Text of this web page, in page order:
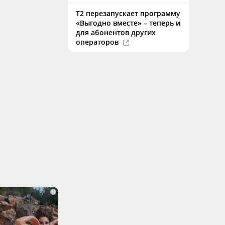
i
Т2 перезапускает программу
«Выгодно вместе» – теперь и
для абонентов других
операторов